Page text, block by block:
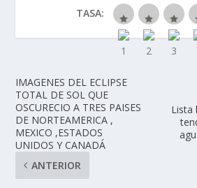
TASA:
IMAGENES DEL ECLIPSE
TOTAL DE SOL QUE
OSCURECIO A TRES PAISES
DE NORTEAMERICA ,
MEXICO ,ESTADOS
UNIDOS Y CANADÁ
ANTERIOR
Lista